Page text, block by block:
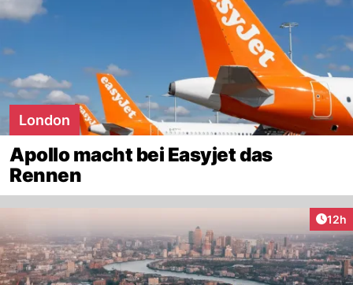
London
Apollo macht bei Easyjet das
Rennen
12h